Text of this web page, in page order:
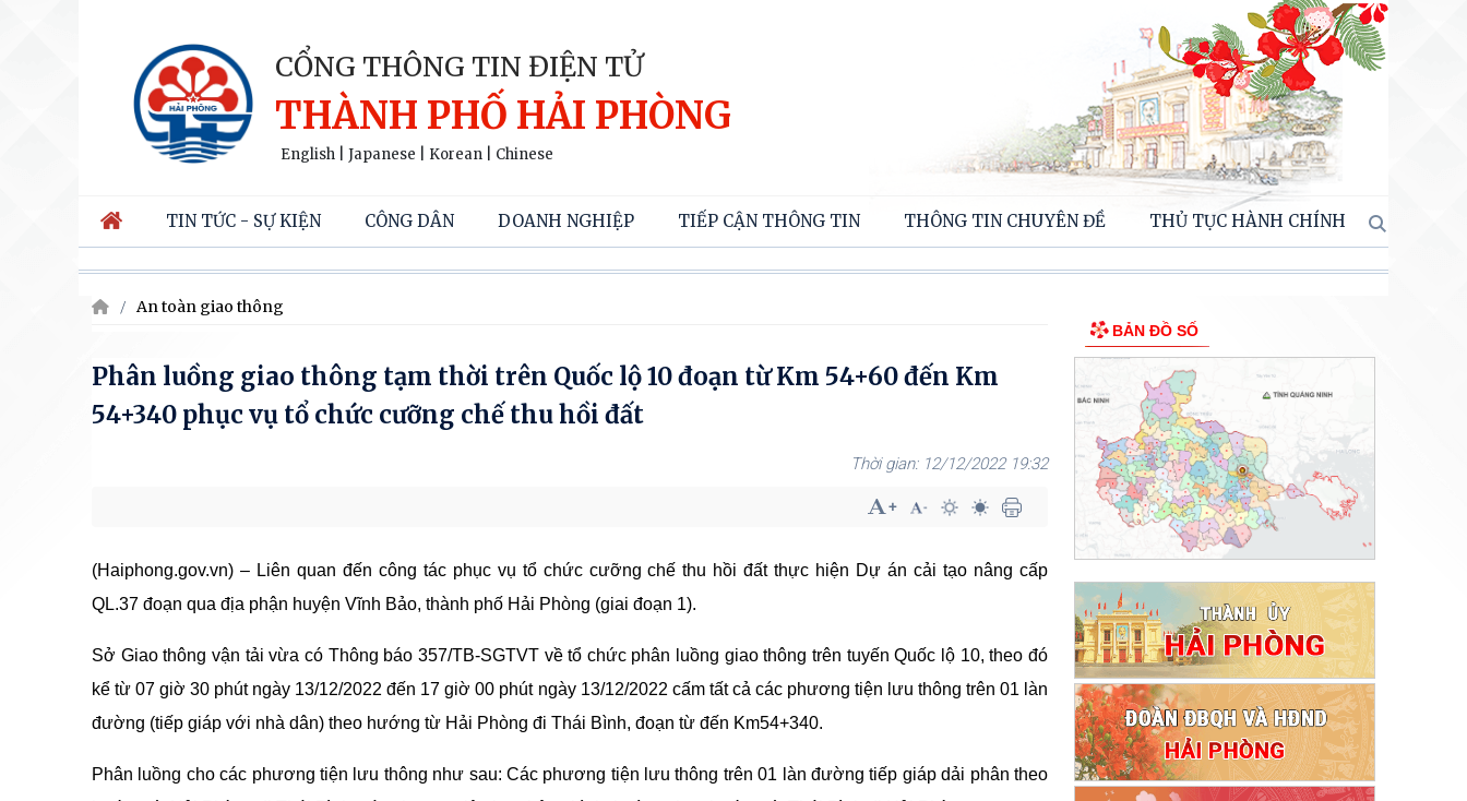
CỔNG THÔNG TIN ĐIỆN TỬ
THÀNH PHỐ HẢI PHÒNG
English Japanese Korean Chinese
TIN TỨC - SỰ KIỆN CÔNG DÂN DOANH NGHIỆP TIẾP CẬN THÔNG TIN THÔNG TIN CHUYÊN ĐỀ THỦ TỤC HÀNH CHÍNH
An toàn giao thông
Phân luồng giao thông tạm thời trên Quốc lộ 10 đoạn từ Km 54+60 đến Km
54+340 phục vụ tổ chức cưỡng chế thu hồi đất
12/12/2022 19:32
(Haiphong.gov.vn) – Liên quan đến công tác phục vụ tổ chức cưỡng chế thu hồi đất thực hiện Dự án cải tạo nâng cấp
QL.37 đoạn qua địa phận huyện Vĩnh Bảo, thành phố Hải Phòng (giai đoạn 1).
Sở Giao thông vận tải vừa có Thông báo 357/TB-SGTVT về tổ chức phân luồng giao thông trên tuyến Quốc lộ 10, theo đó
kể từ 07 giờ 30 phút ngày 13/12/2022 đến 17 giờ 00 phút ngày 13/12/2022 cấm tất cả các phương tiện lưu thông trên 01 làn
đường (tiếp giáp với nhà dân) theo hướng từ Hải Phòng đi Thái Bình, đoạn từ đến Km54+340.
Phân luồng cho các phương tiện lưu thông như sau: Các phương tiện lưu thông trên 01 làn đường tiếp giáp dải phân theo
BẢN ĐỒ SỐ